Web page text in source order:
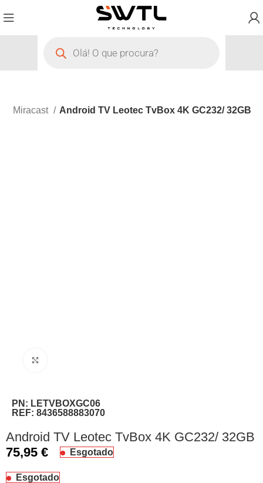
- Miracast Android TV Leotec TvBox 4K GC232/ 32GB
PN: LETVBOXGC06
REF:8436588883070
Android TV Leotec TvBox 4K GC232/ 32GB
75,95€ Esgotado
Esgotado